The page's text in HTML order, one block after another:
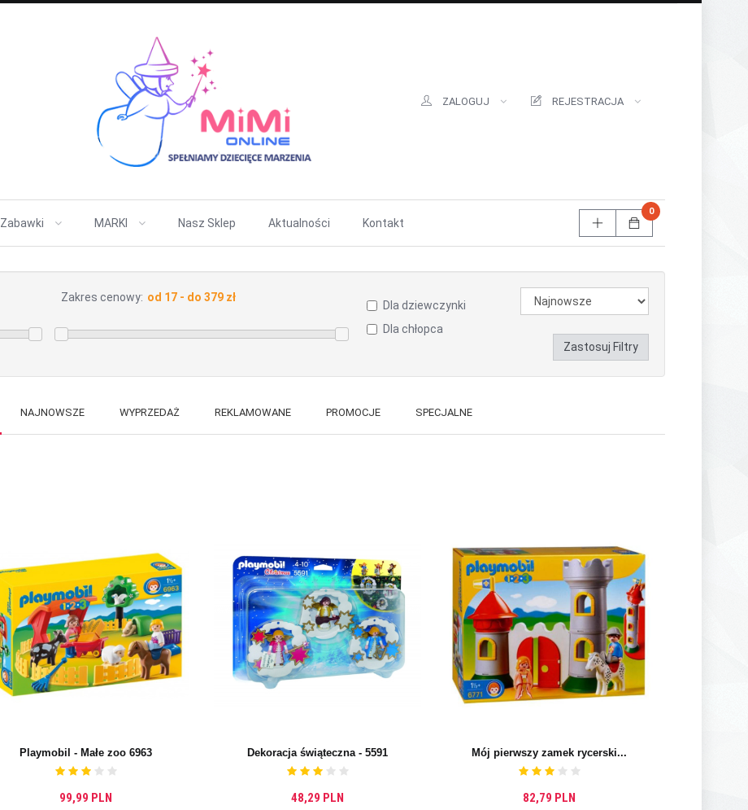
ZALOGUJ REJESTRACJA
Zabawki MARKI Nasz Sklep Aktualności Kontakt
0
Zakres cenowy:
Dla dziewczynki
Dla chłopca
Zastosuj Filtry
NAJNOWSZE WYPRZEDAŻ REKLAMOWANE PROMOCJE SPECJALNE
Playmobil - Małe zoo 6963
99,99 PLN
Dekoracja świąteczna - 5591
48,29 PLN
Mój pierwszy zamek rycerski...
82,79 PLN